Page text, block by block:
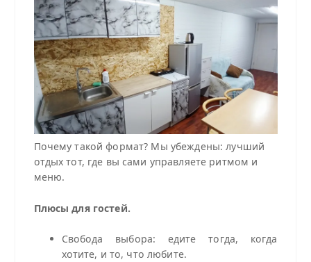
Почему такой формат? Мы убеждены: лучший
отдых тот, где вы сами управляете ритмом и
меню.
Плюсы для гостей.
Свобода выбора: едите тогда, когда
хотите, и то, что любите.